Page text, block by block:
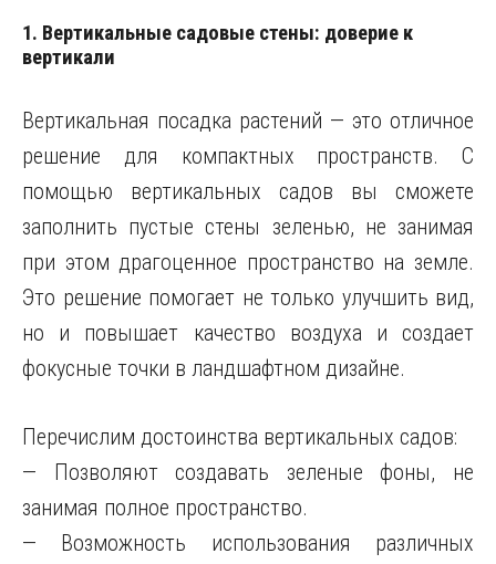
1. Вертикальные садовые стены: доверие к
вертикали
Вертикальная посадка растений — это отличное
решение для компактных пространств. С
помощью вертикальных садов вы сможете
заполнить пустые стены зеленью, не занимая
при этом драгоценное пространство на земле.
Это решение помогает не только улучшить вид,
но и повышает качество воздуха и создает
фокусные точки в ландшафтном дизайне.
Перечислим достоинства вертикальных садов:
— Позволяют создавать зеленые фоны, не
занимая полное пространство.
— Возможность использования различных